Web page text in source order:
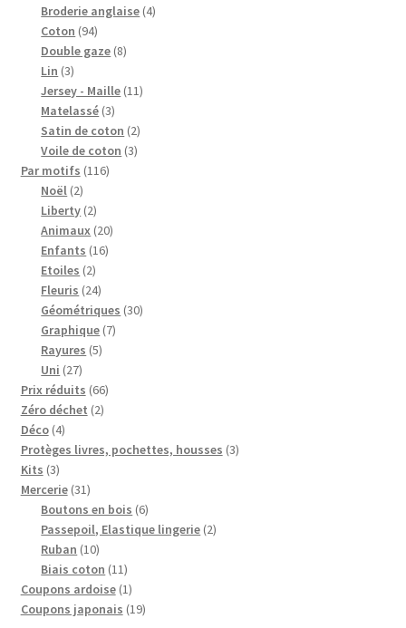
produit
Broderie anglaise 44
Coton 9494
produits
Double gaze 88
Lin 33
produits
Jersey - Maille 1111
Matelassé 33
produits
Satin de coton 22
produits
Voile de coton 33
Par motifs 116116
Noël 22
produits
Liberty 22
produits
Animaux 2020
Enfants 1616
Etoiles 22
produits
Fleuris 2424
produits
Géométriques 3030
Graphique 77
Rayures 55
Uni 2727
produits
Prix réduits 6666
Zéro déchet 22
Déco 44
produits
Protèges livres, pochettes, housses 33
Kits 33
produits
Mercerie 3131
produits
Boutons en bois 66
produits
Passepoil, Elastique lingerie 22
Ruban 1010
produits
Biais coton 1111
produits
Coupons ardoise 11
produit
Coupons japonais 1919